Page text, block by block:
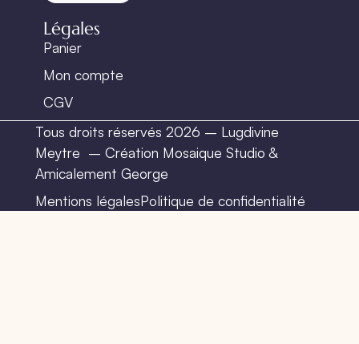
Légales
Panier
Mon compte
CGV
Tous droits réservés 2026 – Lugdivine
Meytre – Création Mosaique Studio &
Amicalement George
Mentions légalesPolitique de confidentialité